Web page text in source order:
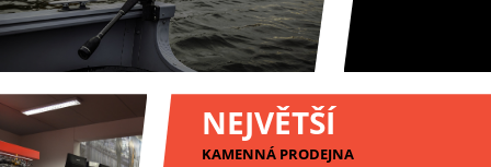
NEJVĚTŠÍ
KAMENNÁ PRODEJNA